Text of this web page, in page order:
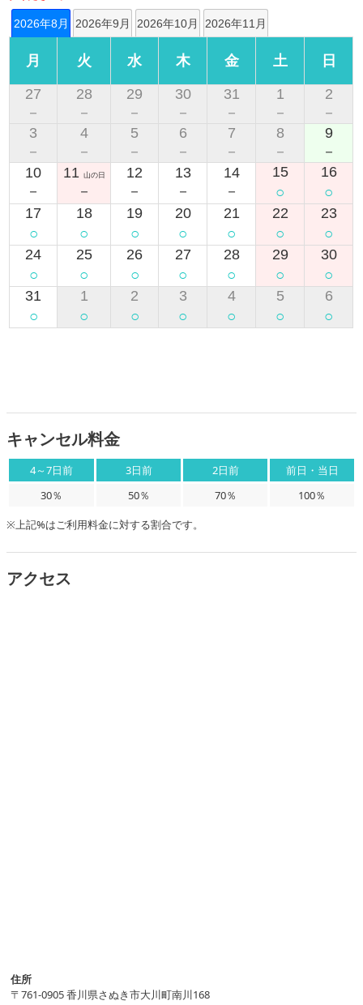
キャンセル料金
4～7日前 3日前 2日前
前日・当日
30％
50％ 70％
100％
※上記%はご利用料金に対する割合です。
アクセス
住所
〒761-0905 香川県さぬき市大川町南川168